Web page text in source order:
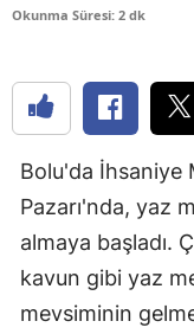
Okunma Süresi: 2 dk
Bolu'da İhsaniye
Pazarı'nda, yaz
almaya başladı.
kavun gibi yaz
mevsiminin